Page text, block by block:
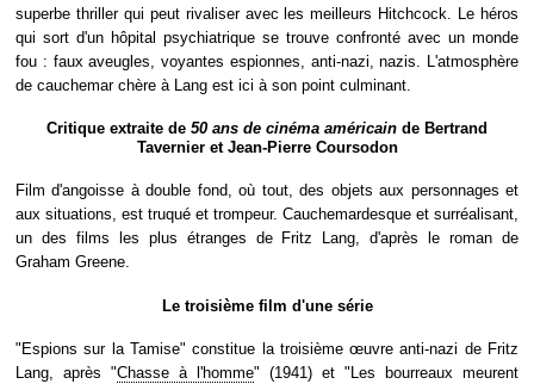
superbe thriller qui peut rivaliser avec les meilleurs Hitchcock. Le héros
qui sort d'un hôpital psychiatrique se trouve confronté avec un monde
fou : faux aveugles, voyantes espionnes, anti-nazi, nazis. L'atmosphère
de cauchemar chère à Lang est ici à son point culminant.
Critique extraite de 50 ans de cinéma américain de Bertrand
Tavernier et Jean-Pierre Coursodon
Film d'angoisse à double fond, où tout, des objets aux personnages et
aux situations, est truqué et trompeur. Cauchemardesque et surréalisant,
un des films les plus étranges de Fritz Lang, d'après le roman de
Graham Greene.
Le troisième film d'une série
"Espions sur la Tamise" constitue la troisième œuvre anti-nazi de Fritz
Lang, après "Chasse à l'homme" (1941) et "Les bourreaux meurent